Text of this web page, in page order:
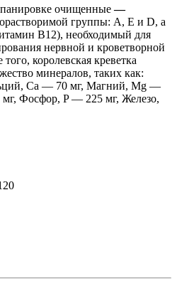
очищенные—
группы: A, E и D, а
В12), необходимый для
нервной и кроветворной
королевская креветка
минералов, таких как:
Ca — 70 мг, Магний, Mg —
Фосфор, P — 225 мг, Железо,